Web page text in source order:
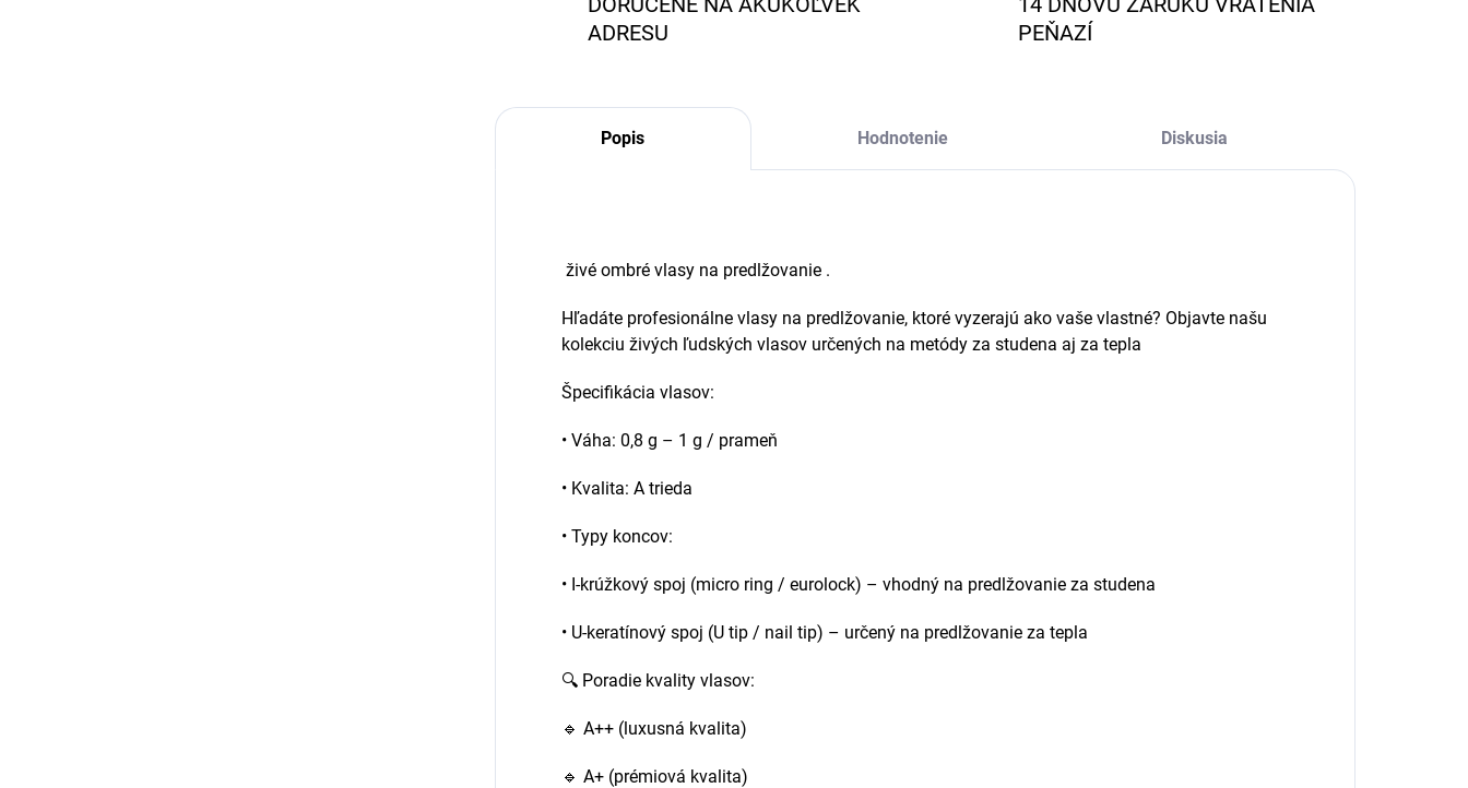
ADRESU
PEŇAZÍ
Popis Hodnotenie Diskusia
živé ombré vlasy na predlžovanie .
Hľadáte profesionálne vlasy na predlžovanie, ktoré vyzerajú ako vaše vlastné? Objavte našu
kolekciu živých ľudských vlasov určených na metódy za studena aj za tepla
Špecifikácia vlasov:
• Váha: 0,8 g – 1 g / prameň
• Kvalita: A trieda
• Typy koncov:
• I-krúžkový spoj (micro ring / eurolock) – vhodný na predlžovanie za studena
• U-keratínový spoj (U tip / nail tip) – určený na predlžovanie za tepla
🔍 Poradie kvality vlasov:
🔹 A++ (luxusná kvalita)
🔹 A+ (prémiová kvalita)